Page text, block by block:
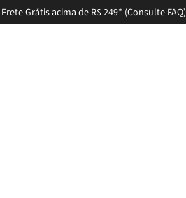
Frete Grátis acima de R$ 249* (Consulte FAQ)